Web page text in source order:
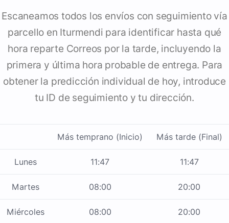
Escaneamos todos los envíos con seguimiento vía
parcello en Iturmendi para identificar hasta qué
hora reparte Correos por la tarde, incluyendo la
primera y última hora probable de entrega. Para
obtener la predicción individual de hoy, introduce
tu ID de seguimiento y tu dirección.
Más temprano (Inicio) Más tarde (Final)
Lunes 11:47 11:47
Martes 08:00 20:00
Miércoles 08:00 20:00